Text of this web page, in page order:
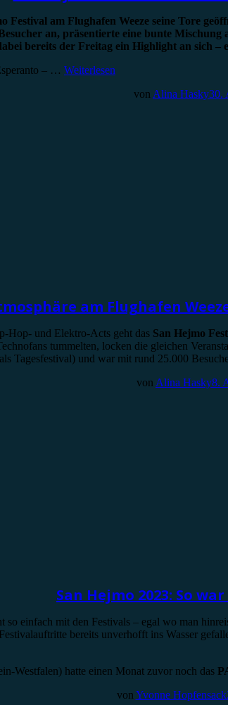
am Flughafen Weeze seine Tore
an, präsentierte eine bunte
bereits der Freitag ein Highlight an sich –
– … Weiterlesen
von Alina Hasky30.
am Flughafen
Hop- und Elektro-Acts geht das San Hejmo
tummelten, locken die gleichen
Tagesfestival) und war mit rund 25.000
von Alina Hasky8.
San Hejmo 2023: So
so einfach mit den Festivals – egal wo man
bereits unverhofft ins Wasser
Westfalen) hatte einen Monat zuvor noch das
von Yvonne Hopfensack